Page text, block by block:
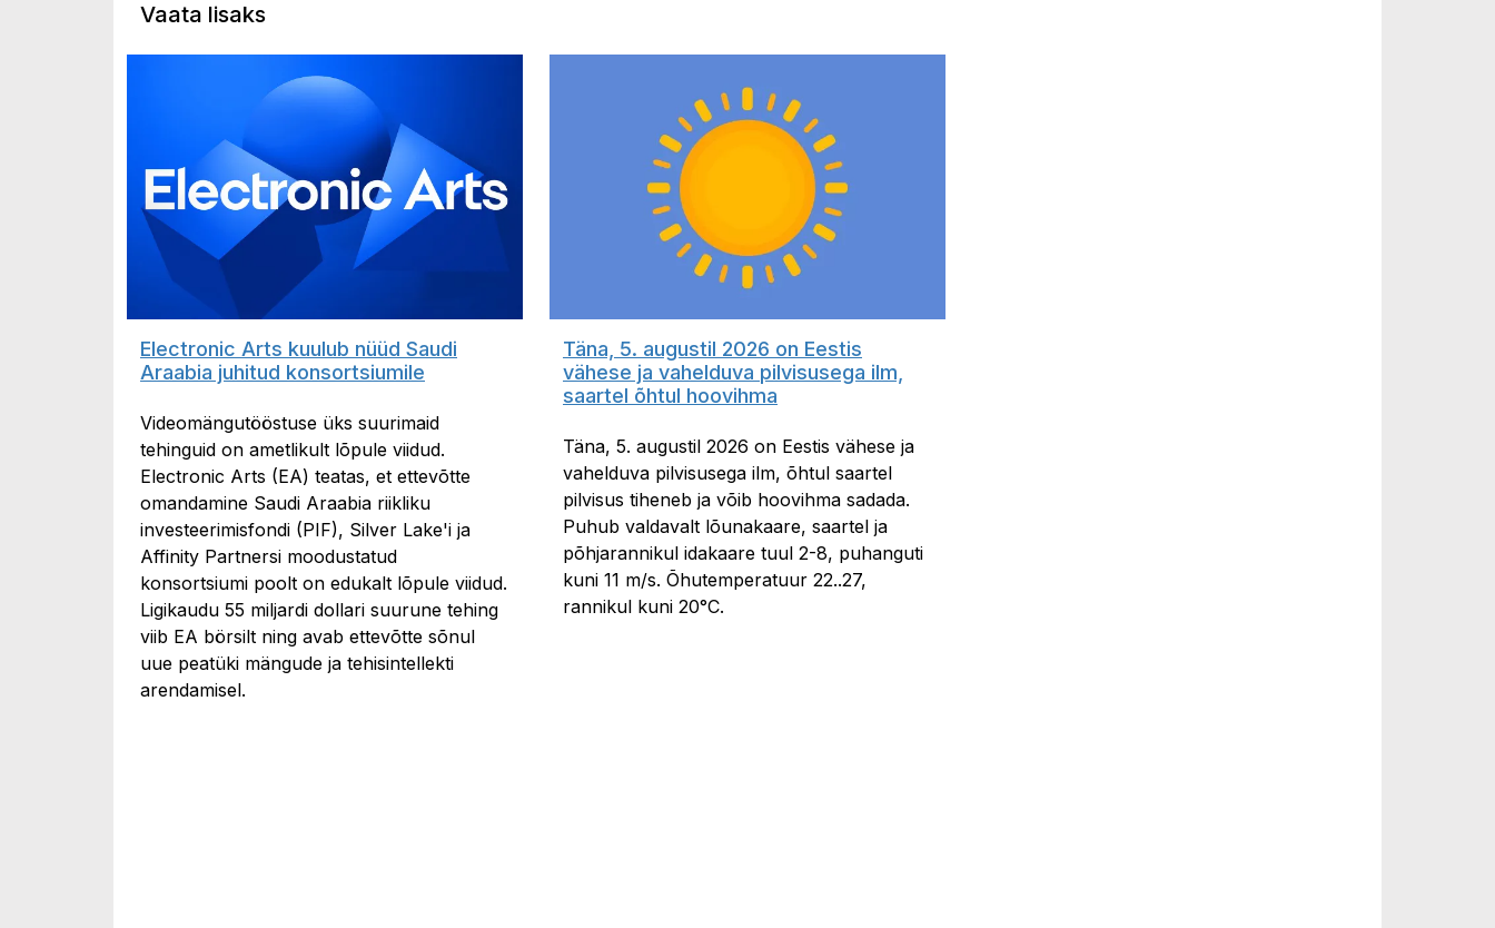
Vaata lisaks
Electronic Arts kuulub nüüd Saudi
Araabia juhitud konsortsiumile
Videomängutööstuse üks suurimaid
tehinguid on ametlikult lõpule viidud.
Electronic Arts (EA) teatas, et ettevõtte
omandamine Saudi Araabia riikliku
investeerimisfondi (PIF), Silver Lake'i ja
Affinity Partnersi moodustatud
konsortsiumi poolt on edukalt lõpule viidud.
Ligikaudu 55 miljardi dollari suurune tehing
viib EA börsilt ning avab ettevõtte sõnul
uue peatüki mängude ja tehisintellekti
arendamisel.
Täna, 5. augustil 2026 on Eestis
vähese ja vahelduva pilvisusega ilm,
saartel õhtul hoovihma
Täna, 5. augustil 2026 on Eestis vähese ja
vahelduva pilvisusega ilm, õhtul saartel
pilvisus tiheneb ja võib hoovihma sadada.
Puhub valdavalt lõunakaare, saartel ja
põhjarannikul idakaare tuul 2-8, puhanguti
kuni 11 m/s. Õhutemperatuur 22..27,
rannikul kuni 20°C.